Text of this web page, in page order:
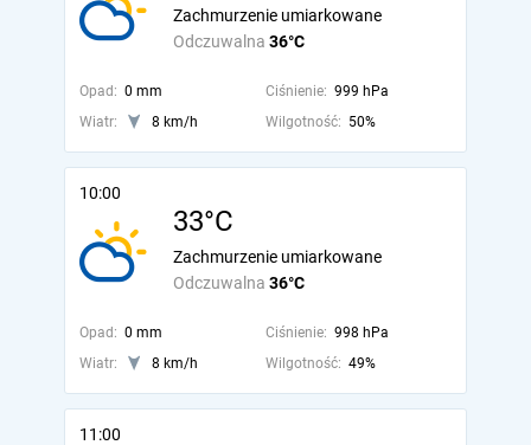
Odczuwalna 36°C
Zachmurzenie umiarkowane
Opad: 0 mm Ciśnienie: 999 hPa
Wiatr:
8 km/h Wilgotność: 50%
10:00
33°C
Odczuwalna 36°C
Zachmurzenie umiarkowane
Opad: 0 mm Ciśnienie: 998 hPa
Wiatr:
8 km/h Wilgotność: 49%
11:00